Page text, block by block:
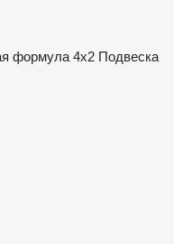
формула 4x2 Подвеска